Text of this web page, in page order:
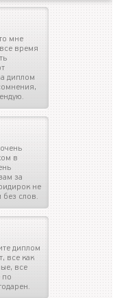
мне
время
диплом
в
за
не
слов.
диплом
все как
все
по